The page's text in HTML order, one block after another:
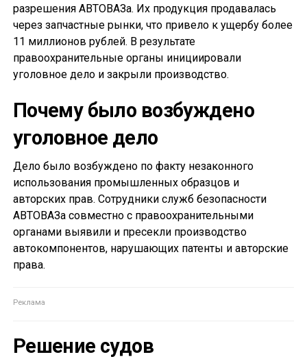
разрешения АВТОВАЗа. Их продукция продавалась
через запчастные рынки, что привело к ущербу более
11 миллионов рублей. В результате
правоохранительные органы инициировали
уголовное дело и закрыли производство.
Почему было возбуждено
уголовное дело
Дело было возбуждено по факту незаконного
использования промышленных образцов и
авторских прав. Сотрудники служб безопасности
АВТОВАЗа совместно с правоохранительными
органами выявили и пресекли производство
автокомпонентов, нарушающих патенты и авторские
права.
Решение судов